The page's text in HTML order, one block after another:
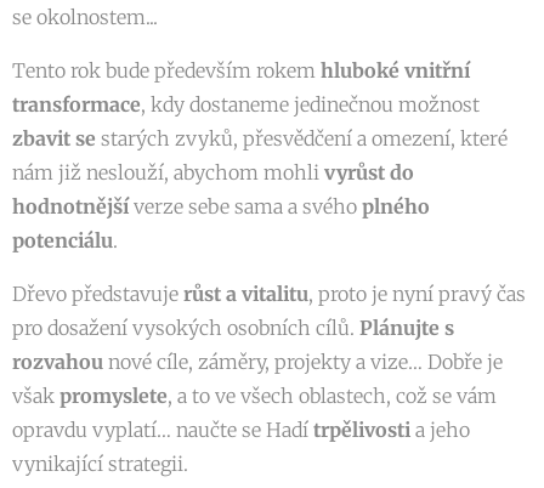
se okolnostem...
Tento rok bude především rokem hluboké vnitřní
transformace, kdy dostaneme jedinečnou možnost
zbavit se starých zvyků, přesvědčení a omezení, které
nám již neslouží, abychom mohli vyrůst do
hodnotnějšíverze sebe sama a svého plného
potenciálu.
Dřevo představuje růst a vitalitu, proto je nyní pravý čas
pro dosažení vysokých osobních cílů. Plánujte s
rozvahou nové cíle, záměry, projekty a vize… Dobře je
však promyslete, a to ve všech oblastech, což se vám
opravdu vyplatí… naučte se Hadí trpělivosti a jeho
vynikající strategii.